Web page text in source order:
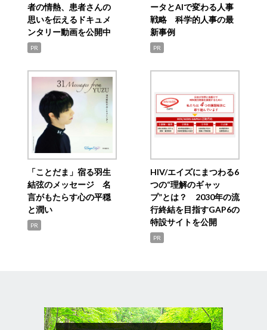
者の情熱、患者さんの
思いを伝えるドキュメ
ンタリー動画を公開中
PR
ータとAIで変わる人事
戦略 科学的人事の最
新事例
PR
「ことだま」宿る羽生
結弦のメッセージ 名
言がもたらす心の平穏
と潤い
PR
HIV/エイズにまつわる6
つの“理解のギャッ
プ”とは？ 2030年の流
行終結を目指すGAP6の
特設サイトを公開
PR